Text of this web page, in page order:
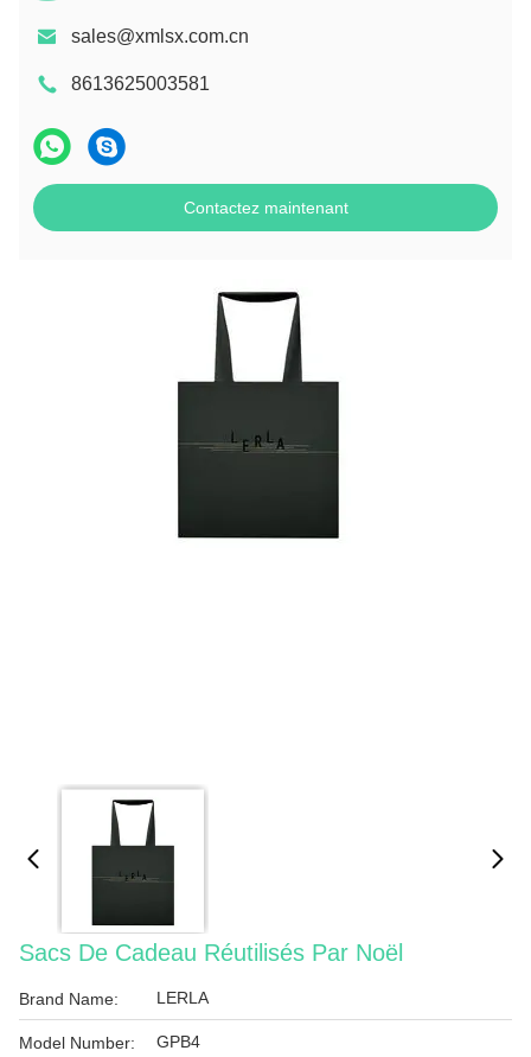
sales@xmlsx.com.cn
8613625003581
Contactez maintenant
Sacs De Cadeau Réutilisés Par Noël
Brand Name: LERLA
Model Number: GPB4